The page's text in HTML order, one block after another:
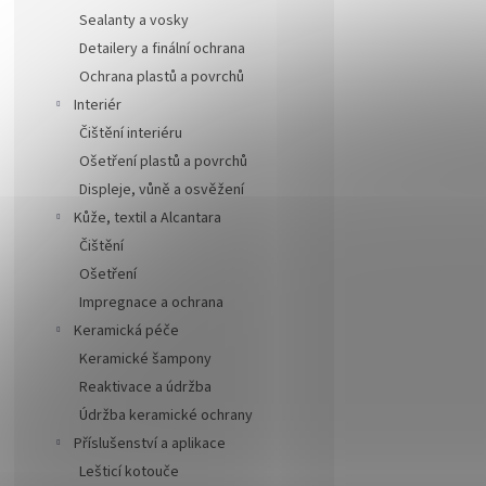
Sealanty a vosky
Detailery a finální ochrana
Ochrana plastů a povrchů
Interiér
Čištění interiéru
Ošetření plastů a povrchů
Displeje, vůně a osvěžení
Kůže, textil a Alcantara
Čištění
Ošetření
Impregnace a ochrana
Keramická péče
Keramické šampony
Reaktivace a údržba
Údržba keramické ochrany
Příslušenství a aplikace
Lešticí kotouče